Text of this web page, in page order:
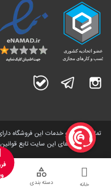
اینستاگرام تلگرام
تمامی کالاها و خدمات این فروشگاه
و فعالیت های این سایت تابع
خانه دسته بندی